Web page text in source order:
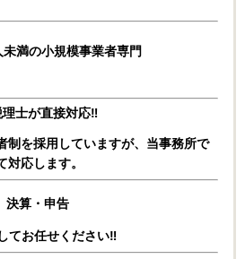
満の小規模事業者専門
理士が直接対応‼
を採用していますが、 当事務所で
応します。
決算・申告
てお任せください‼